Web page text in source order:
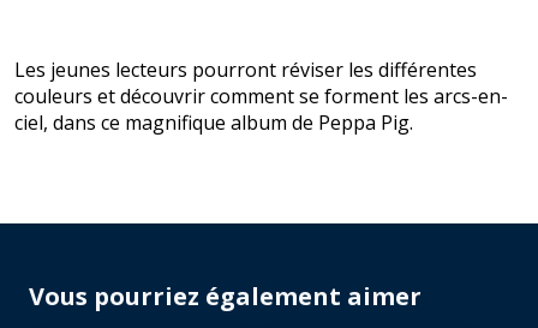
Les jeunes lecteurs pourront réviser les différentes
couleurs et découvrir comment se forment les arcs-en-
ciel, dans ce magnifique album de Peppa Pig.
Vous pourriez également aimer